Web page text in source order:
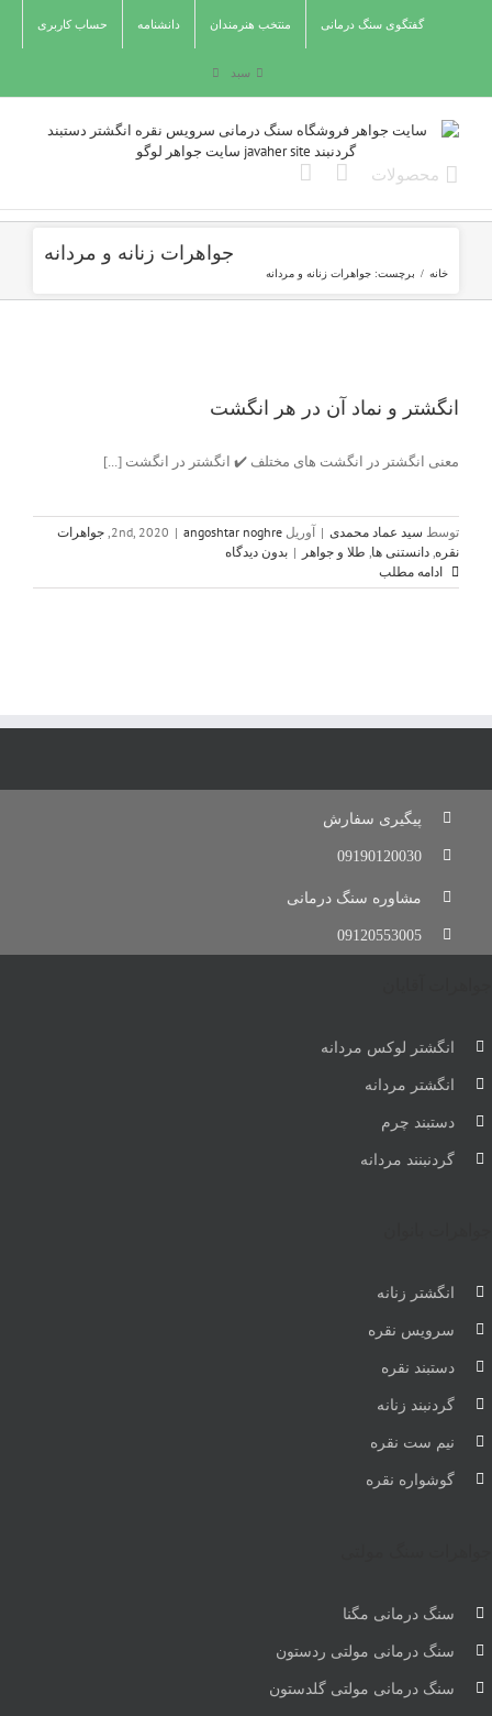
گفتگوی سنگ درمانی منتخب هنرمندان دانشنامه حساب کاربری
سبد
جواهرات زنانه و مردانه
خانه / برچست: جواهرات زنانه و مردانه
انگشتر و نماد آن در هر انگشت
معنی انگشتر در انگشت های مختلف ✔️ انگشتر در انگشت [...]
توسط سید عماد محمدی | آوریل 2nd, 2020 | angoshtar noghre
جواهرات
نقره دانستنی ها طلا و جواهر | بدون دیدگاه
ادامه مطلب
پیگیری سفارش
09190120030
مشاوره سنگ درمانی
09120553005
انگشتر لوکس مردانه
انگشتر مردانه
دستبند چرم
گردنبنند مردانه
انگشتر زنانه
سرویس نقره
دستبند نقره
گردنبند زنانه
نیم ست نقره
گوشواره نقره
سنگ درمانی مگنا
سنگ درمانی مولتی ردستون
سنگ درمانی مولتی گلدستون